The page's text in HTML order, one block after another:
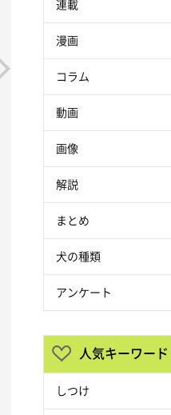
連載
漫画
コラム
動画
画像
解説
まとめ
犬の種類
アンケート
人気キーワード
しつけ